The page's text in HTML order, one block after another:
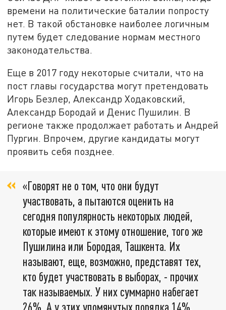
времени на политические баталии попросту
нет. В такой обстановке наиболее логичным
путем будет следование нормам местного
законодательства.
Еще в 2017 году некоторые считали, что на
пост главы государства могут претендовать
Игорь Безлер, Александр Ходаковский,
Александр Бородай и Денис Пушилин. В
регионе также продолжает работать и Андрей
Пургин. Впрочем, другие кандидаты могут
проявить себя позднее.
«Говорят не о том, что они будут
участвовать, а пытаются оценить на
сегодня популярность некоторых людей,
которые имеют к этому отношение, того же
Пушилина или Бородая, Ташкента. Их
называют, еще, возможно, представят тех,
кто будет участвовать в выборах, - прочих
так называемых. У них суммарно набегает
26%. А у этих упомянутых порядка 14%.